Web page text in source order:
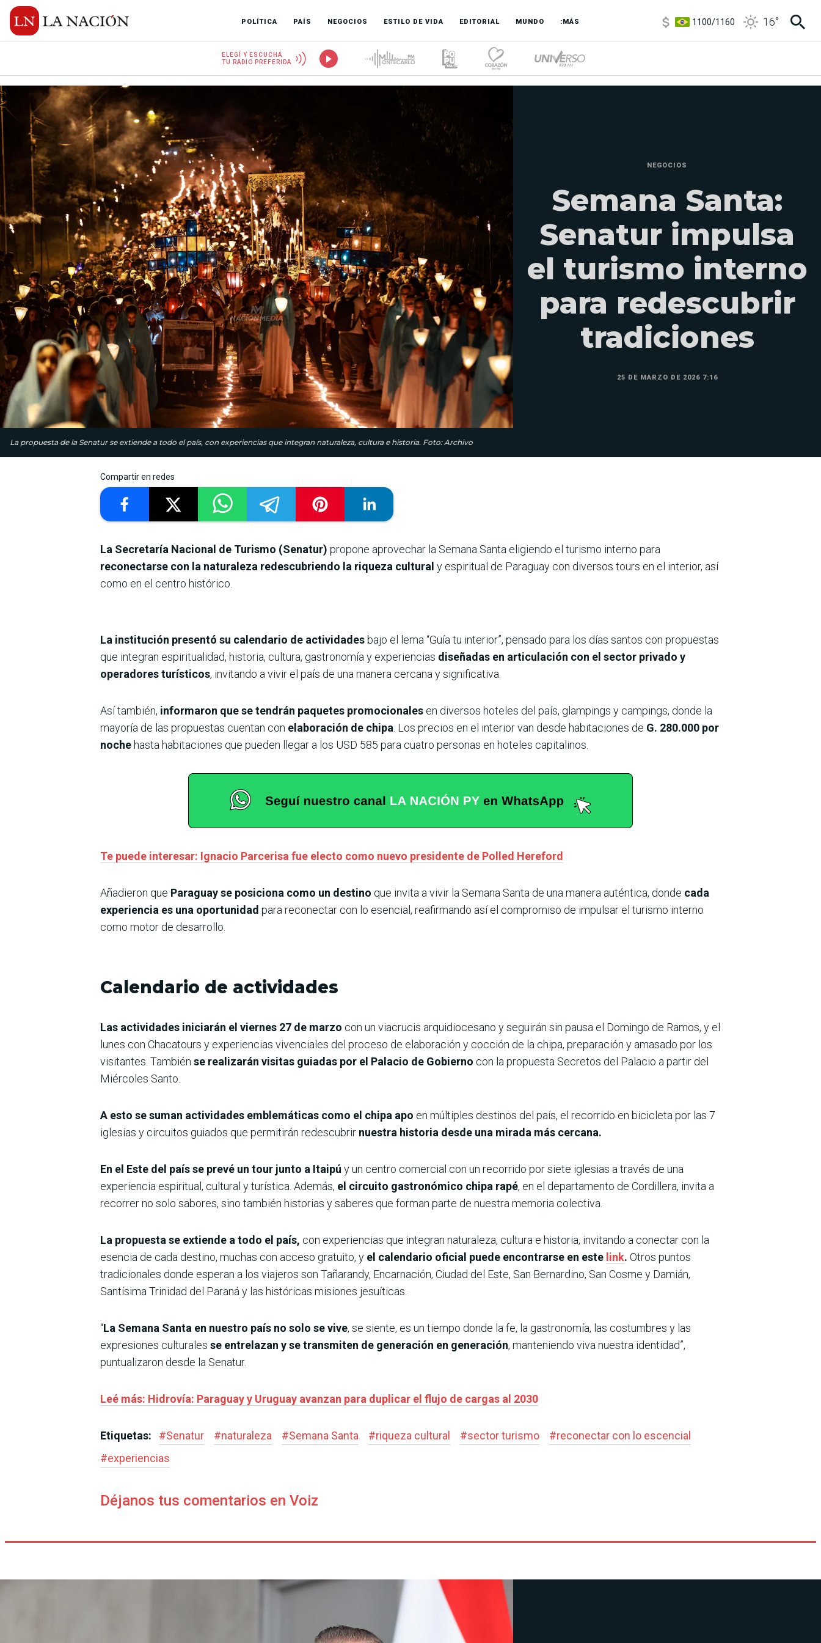
POLÍTICA PAÍS NEGOCIOS ESTILO DE VIDA EDITORIAL MUNDO :MÁS
3,8/4
6850/7200
16°
ELEGÍ Y ESCUCHÁ
TU RADIO PREFERIDA
La propuesta de la Senatur se extiende a todo el país, con experiencias que integran naturaleza, cultura e historia. Foto: Archivo
NEGOCIOS
Semana Santa:
Senatur impulsa
el turismo interno
para redescubrir
tradiciones
25 DE MARZO DE 2026 7:16
Compartir en redes
La Secretaría Nacional de Turismo (Senatur) propone aprovechar la Semana Santa eligiendo el turismo interno para
reconectarse con la naturaleza redescubriendo la riqueza cultural y espiritual de Paraguay con diversos tours en el interior, así
como en el centro histórico.
La institución presentó su calendario de actividadesbajo el lema “Guía tu interior”, pensado para los días santos con propuestas
que integran espiritualidad, historia, cultura, gastronomía y experiencias diseñadas en articulación con el sector privado y
operadores turísticos, invitando a vivir el país de una manera cercana y significativa.
Así también, informaron que se tendrán paquetes promocionales en diversos hoteles del país, glampings y campings, donde la
mayoría de las propuestas cuentan con elaboración de chipa . Los precios en el interior van desde habitaciones de G. 280.000 por
nochehasta habitaciones que pueden llegar a los USD 585 para cuatro personas en hoteles capitalinos.
Te puede interesar: Ignacio Parcerisa fue electo como nuevo presidente de Polled Hereford
Añadieron que Paraguay se posiciona como un destino que invita a vivir la Semana Santa de una manera auténtica, donde cada
experiencia es una oportunidad para reconectar con lo esencial, reafirmando así el compromiso de impulsar el turismo interno
como motor de desarrollo.
Calendario de actividades
Las actividades iniciarán el viernes 27 de marzo con un viacrucis arquidiocesano y seguirán sin pausa el Domingo de Ramos, y el
lunes con Chacatours y experiencias vivenciales del proceso de elaboración y cocción de la chipa, preparación y amasado por los
visitantes. También se realizarán visitas guiadas por el Palacio de Gobierno con la propuesta Secretos del Palacio a partir del
Miércoles Santo.
A esto se suman actividades emblemáticas como el chipa apo en múltiples destinos del país, el recorrido en bicicleta por las 7
iglesias y circuitos guiados que permitirán redescubrir nuestra historia desde una mirada más cercana.
En el Este del país se prevé un tour junto a Itaipú y un centro comercial con un recorrido por siete iglesias a través de una
experiencia espiritual, cultural y turística. Además, el circuito gastronómico chipa rapé, en el departamento de Cordillera, invita a
recorrer no solo sabores, sino también historias y saberes que forman parte de nuestra memoria colectiva.
La propuesta se extiende a todo el país, con experiencias que integran naturaleza, cultura e historia, invitando a conectar con la
esencia de cada destino, muchas con acceso gratuito, y el calendario oficial puede encontrarse en este link. Otros puntos
tradicionales donde esperan a los viajeros son Tañarandy, Encarnación, Ciudad del Este, San Bernardino, San Cosme y Damián,
Santísima Trinidad del Paraná y las históricas misiones jesuíticas.
“La Semana Santa en nuestro país no solo se vive, se siente, es un tiempo donde la fe, la gastronomía, las costumbres y las
expresiones culturales se entrelazan y se transmiten de generación en generación, manteniendo viva nuestra identidad”,
puntualizaron desde la Senatur.
Leé más: Hidrovía: Paraguay y Uruguay avanzan para duplicar el flujo de cargas al 2030
Etiquetas: #Senatur #naturaleza #Semana Santa #riqueza cultural #sector turismo #reconectar con lo escencial
#experiencias
Déjanos tus comentarios en Voiz